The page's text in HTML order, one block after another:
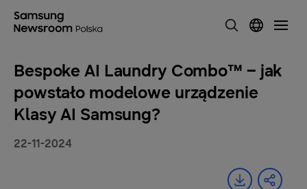
Bespoke AI Laundry Combo™ – jak
powstało modelowe urządzenie
Klasy AI Samsung?
22-11-2024